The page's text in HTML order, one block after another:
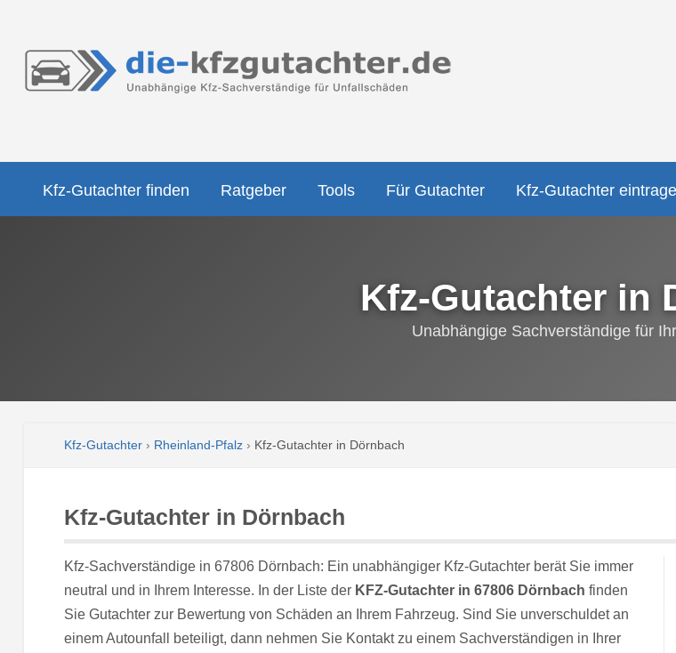
Kfz-Gutachter finden Ratgeber Tools Für Gutachter Kfz-Gutachter
Kfz-Gutachter in
Unabhängige Sachverständige für
Kfz-Gutachter› Rheinland-Pfalz› Kfz-Gutachter in Dörnbach
Kfz-Gutachter in Dörnbach
Kfz-Sachverständige in 67806 Dörnbach: Ein unabhängiger Kfz-Gutachter berät Sie immer
neutral und in Ihrem Interesse. In der Liste der KFZ-Gutachter in 67806 Dörnbach finden
Sie Gutachter zur Bewertung von Schäden an Ihrem Fahrzeug. Sind Sie unverschuldet an
einem Autounfall beteiligt, dann nehmen Sie Kontakt zu einem Sachverständigen in Ihrer